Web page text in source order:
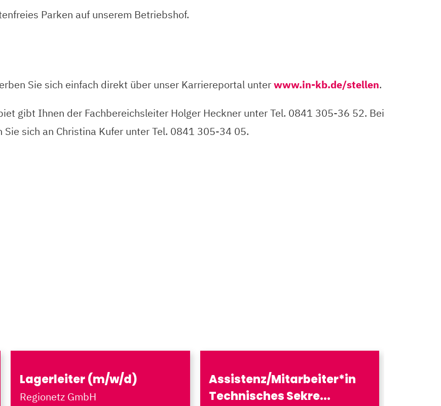
Parken auf unserem Betriebshof.
Sie sich einfach direkt über unser Karriereportal unterwww.in-kb.de/stellen.
gibt Ihnen der Fachbereichsleiter Holger Heckner unter Tel. 0841 305-36 52. Bei
sich an Christina Kufer unter Tel. 0841 305-34 05.
Lagerleiter (m/w/d)
Regionetz GmbH
Assistenz/Mitarbeiter*in
Technisches Sekre...